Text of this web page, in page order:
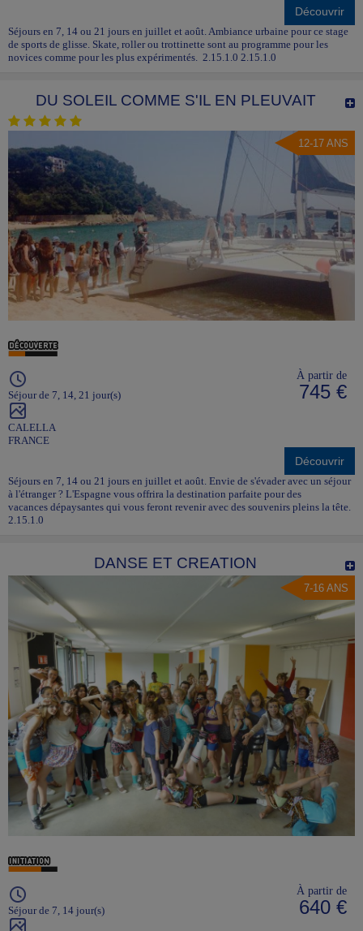
Découvrir
Séjours en 7, 14 ou 21 jours en juillet et août. Ambiance urbaine pour ce stage
de sports de glisse. Skate, roller ou trottinette sont au programme pour les
novices comme pour les plus expérimentés. 2.15.1.0 2.15.1.0
DU SOLEIL COMME S'IL EN PLEUVAIT
12-17 ANS
Séjour de 7, 14, 21 jour(s)
CALELLA
FRANCE
À partir de
745 €
Découvrir
Séjours en 7, 14 ou 21 jours en juillet et août. Envie de s'évader avec un séjour
à l'étranger ? L'Espagne vous offrira la destination parfaite pour des
vacances dépaysantes qui vous feront revenir avec des souvenirs pleins la tête.
2.15.1.0
DANSE ET CREATION
7-16 ANS
Séjour de 7, 14 jour(s)
À partir de
640 €